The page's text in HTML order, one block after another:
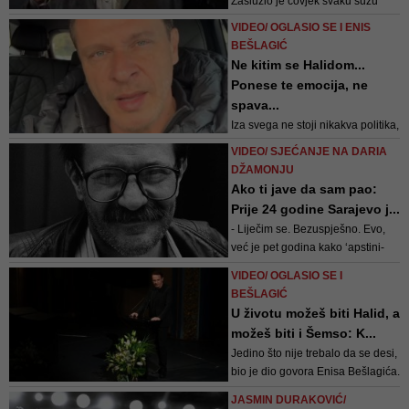
opravdava brojna emotivno-
VIDEO/ OGLASIO SE I ENIS
BEŠLAGIĆ
Ne kitim se Halidom...
Ponese te emocija, ne
spava...
Iza svega ne stoji nikakva politika,
već želja da se pokaže
zajedništvo i ljubav... Pet dana
ljudima smeta. Smeta im kada se
spajaju ljudi - smatra Bešlagić
VIDEO/ SJEĆANJE NA DARIA
DŽAMONJU
Ako ti jave da sam pao:
Prije 24 godine Sarajevo j...
- Liječim se. Bezuspješno. Evo,
već je pet godina kako ‘apstini­
života bio na ‘igli’, do sad bih se
pa da me ubiješ - pisao je
Džamonja
VIDEO/ OGLASIO SE I
BEŠLAGIĆ
U životu možeš biti Halid, a
možeš biti i Šemso: K...
Jedino što nije trebalo da se desi,
bio je dio govora Enisa Bešlagića.
Pokušao sam razumjeti da je bio
JASMIN DURAKOVIĆ/